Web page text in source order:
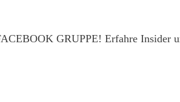
GRUPPE! Erfahre Insider